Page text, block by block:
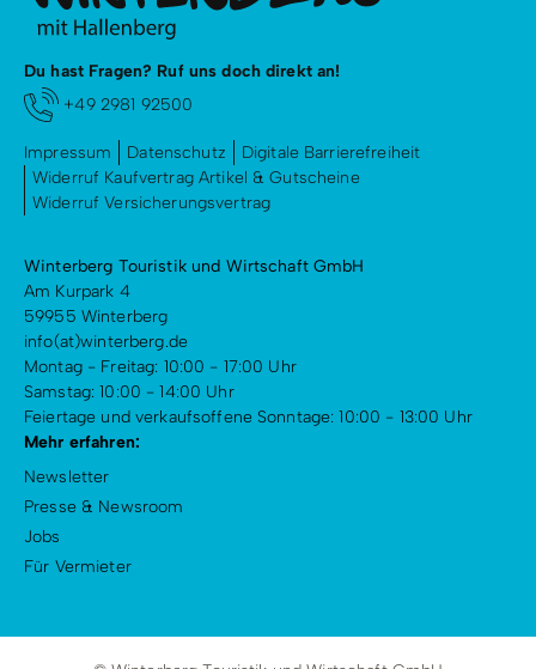
Du hast Fragen? Ruf uns doch direkt an!
+49 2981 92500
Impressum Datenschutz
Digitale Barrierefreiheit
Widerruf Kaufvertrag Artikel & Gutscheine
Widerruf Versicherungsvertrag
Winterberg Touristik und Wirtschaft GmbH
Am Kurpark 4
59955 Winterberg
info(at)winterberg.de
Montag - Freitag: 10:00 - 17:00 Uhr
Samstag: 10:00 - 14:00 Uhr
Feiertage und verkaufsoffene Sonntage: 10:00 - 13:00 Uhr
Mehr erfahren:
Newsletter
Presse & Newsroom
Jobs
Für Vermieter